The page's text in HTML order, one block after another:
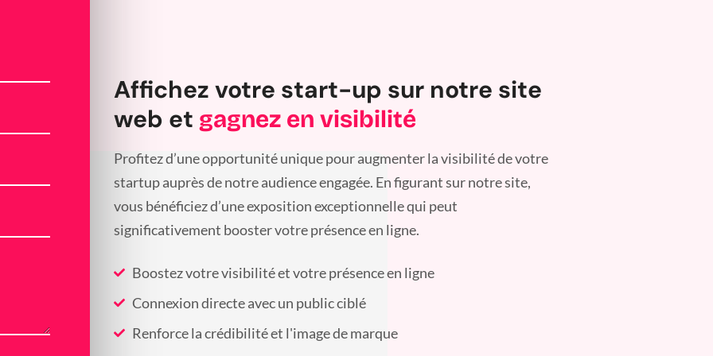
Affichez votre start-up sur notre site
web et gagnez en visibilité
Profitez d’une opportunité unique pour augmenter la visibilité de votre
startup auprès de notre audience engagée. En figurant sur notre site,
vous bénéficiez d’une exposition exceptionnelle qui peut
significativement booster votre présence en ligne.
Boostez votre visibilité et votre présence en ligne
Connexion directe avec un public ciblé
Renforce la crédibilité et l'image de marque